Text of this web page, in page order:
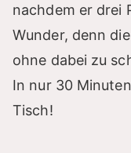
nachdem er drei
Wunder, denn
ohne dabei zu
In nur 30
Tisch!